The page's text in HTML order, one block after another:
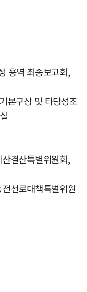
용역 최종보고회,
본구상 및 타당성조
결산특별위원회,
선로대책특별위원